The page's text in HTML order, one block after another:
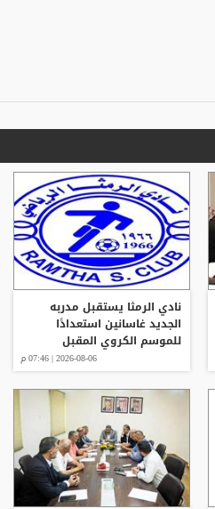
نادي الرمثا يستقبل مدربه
الجديد غاسانين استعدادًا
للموسم الكروي المقبل
2026-08-06 | 07:46 م